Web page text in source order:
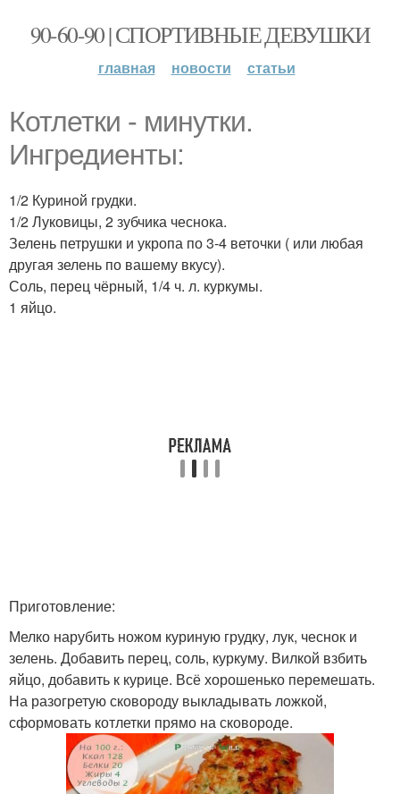
90-60-90 | СПОРТИВНЫЕ ДЕВУШКИ
главная новости статьи
Котлетки - минутки.
Ингредиенты:
1/2 Куриной грудки.
1/2 Луковицы, 2 зубчика чеснока.
Зелень петрушки и укропа по 3-4 веточки ( или любая
другая зелень по вашему вкусу).
Соль, перец чёрный, 1/4 ч. л. куркумы.
1 яйцо.
Приготовление:
Мелко нарубить ножом куриную грудку, лук, чеснок и
зелень. Добавить перец, соль, куркуму. Вилкой взбить
яйцо, добавить к курице. Всё хорошенько перемешать.
На разогретую сковороду выкладывать ложкой,
сформовать котлетки прямо на сковороде.